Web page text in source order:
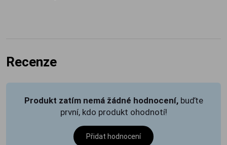
Recenze
Produkt zatím nemá žádné hodnocení, buďte
první, kdo produkt ohodnotí!
Přidat hodnocení